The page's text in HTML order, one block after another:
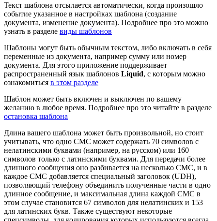
Текст шаблона отсылается автоматически, когда произошло
событие указанное в настройках шаблона (создание
документа, изменение документа). Подробнее про это можно
узнать в разделе виды шаблонов
Шаблоны могут быть обычным текстом, либо включать в себя
переменные из документа, например сумму или номер
документа. Для этого приложение поддерживает
распространенный язык шаблонов Liquid, с которым можно
ознакомиться в этом разделе
Шаблон может быть включен и выключен по вашему
желанию в любое время. Подробнее про это читайте в разделе
остановка шаблона
Длина вашего шаблона может быть произвольной, но стоит
учитывать, что одно СМС может содержать 70 символов с
нелатинскими буквами (например, на русском) или 160
символов только с латинскими буквами. Для передачи более
длинного сообщения оно разбивается на несколько СМС, и в
каждое СМС добавляется специальный заголовок (UDH),
позволяющий телефону объединить полученные части в одно
длинное сообщение, и максимальная длина каждой СМС в
этом случае становится 67 символов для нелатинских и 153
для латинских букв. Также существуют некоторые